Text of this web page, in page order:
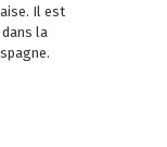
Il est
la